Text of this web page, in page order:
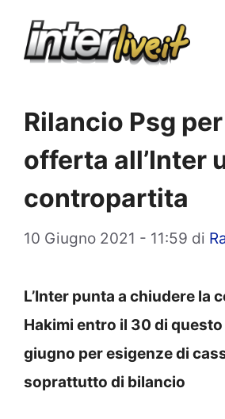
Rilancio Psg
offerta all’Inter
contropartita
10 Giugno 2021 - 11:59 di
L’Inter punta a chiudere la
Hakimi entro il 30 di questo
giugno per esigenze di
soprattutto di bilancio